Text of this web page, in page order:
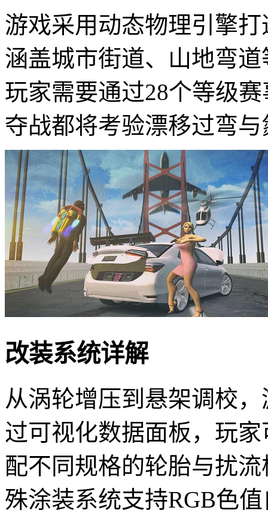
游戏采用动态物理引擎
涵盖城市街道、山地弯
玩家需要通过28个等级
夺战都将考验漂移过弯
改装系统详解
从涡轮增压到悬架调校
过可视化数据面板，玩
配不同规格的轮胎与扰
殊涂装系统支持RGB色